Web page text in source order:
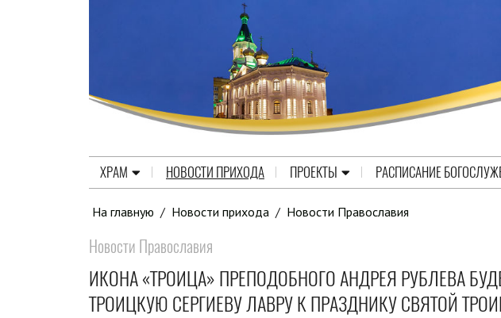
ХРАМ НОВОСТИ ПРИХОДА ПРОЕКТЫ РАСПИСАНИЕ
На главную / Новости прихода / Новости Православия
Новости Православия
ИКОНА «ТРОИЦА» ПРЕПОДОБНОГО АНДРЕЯ РУБЛЕВА
ТРОИЦКУЮ СЕРГИЕВУ ЛАВРУ К ПРАЗДНИКУ СВЯТОЙ